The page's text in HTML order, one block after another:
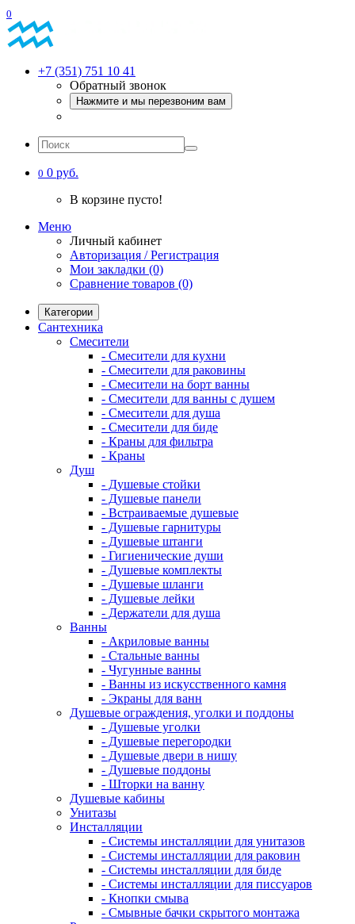
0
+7 (351) 751 10 41
Обратный звонок
Нажмите и мы перезвоним вам
0 0 руб.
В корзине пусто!
Меню
Личный кабинет
Авторизация / Регистрация
Мои закладки (0)
Сравнение товаров (0)
Категории
Сантехника
Смесители
- Смесители для кухни
- Смесители для раковины
- Смесители на борт ванны
- Смесители для ванны с душем
- Смесители для душа
- Смесители для биде
- Краны для фильтра
- Краны
Душ
- Душевые стойки
- Душевые панели
- Встраиваемые душевые
- Душевые гарнитуры
- Душевые штанги
- Гигиенические души
- Душевые комплекты
- Душевые шланги
- Душевые лейки
- Держатели для душа
Ванны
- Акриловые ванны
- Стальные ванны
- Чугунные ванны
- Ванны из искусственного камня
- Экраны для ванн
Душевые ограждения, уголки и поддоны
- Душевые уголки
- Душевые перегородки
- Душевые двери в нишу
- Душевые поддоны
- Шторки на ванну
Душевые кабины
Унитазы
Инсталляции
- Системы инсталляции для унитазов
- Системы инсталляции для раковин
- Системы инсталляции для биде
- Системы инсталляции для писсуаров
- Кнопки смыва
- Смывные бачки скрытого монтажа